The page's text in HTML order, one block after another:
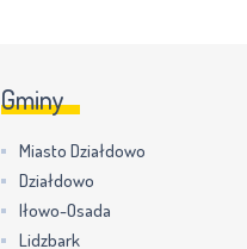
Gminy
Miasto Działdowo
Działdowo
Iłowo-Osada
Lidzbark